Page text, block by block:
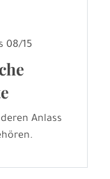
08/15
Anlass